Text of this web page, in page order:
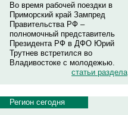
Во время рабочей поездки в
Приморский край Зампред
Правительства РФ –
полномочный представитель
Президента РФ в ДФО Юрий
Трутнев встретился во
Владивостоке с молодежью.
статьи раздела
Регион сегодня